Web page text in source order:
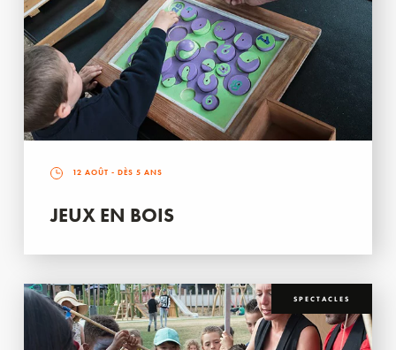
12 AOÛT - DÈS 5 ANS
JEUX EN BOIS
SPECTACLES